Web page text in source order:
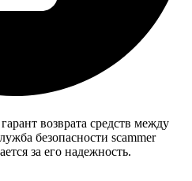
возврата средств между
безопасности scammer
за его надежность.